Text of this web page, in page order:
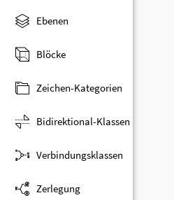
Ebenen
Blöcke
Zeichen-Kategorien
Bidirektional-Klassen
Verbindungsklassen
Zerlegung